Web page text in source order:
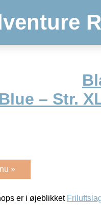
– Str.
»
er i øjeblikket